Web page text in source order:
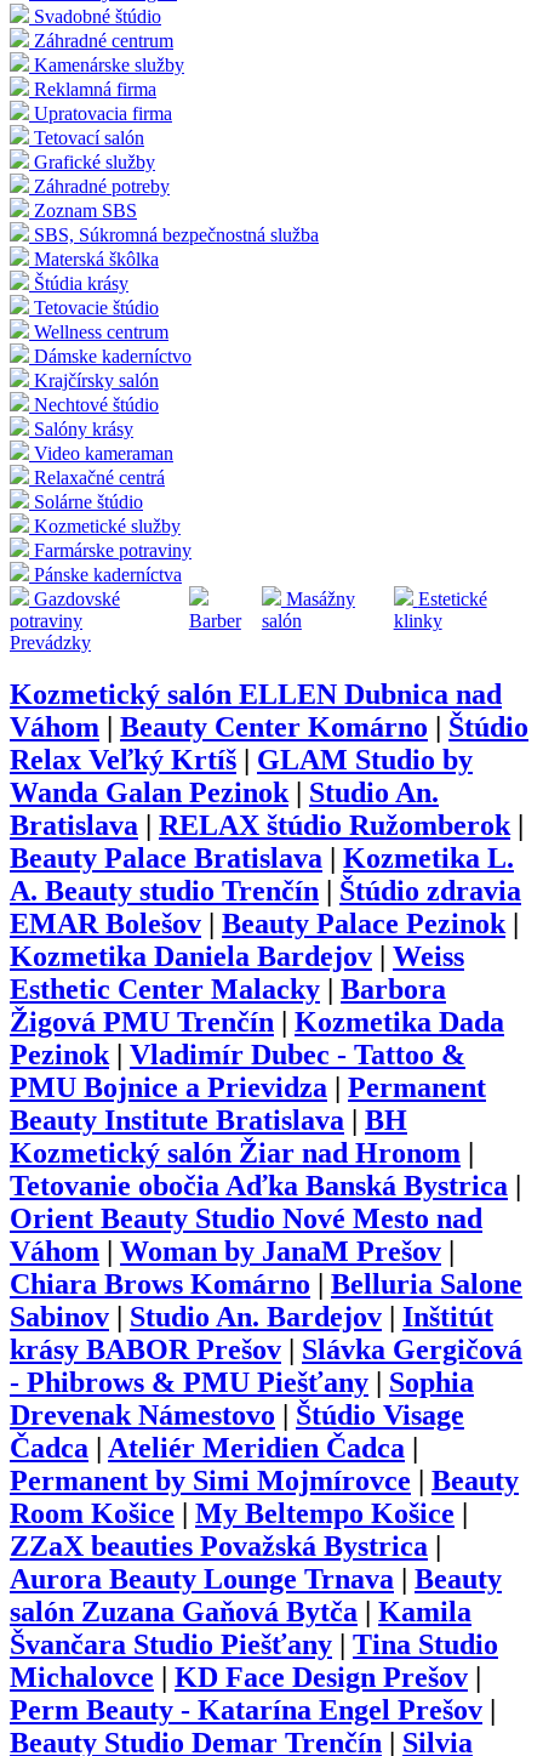
Svadobné štúdio
Záhradné centrum
Kamenárske služby
Reklamná firma
Upratovacia firma
Tetovací salón
Grafické služby
Záhradné potreby
Zoznam SBS
SBS, Súkromná bezpečnostná služba
Materská škôlka
Štúdia krásy
Tetovacie štúdio
Wellness centrum
Dámske kaderníctvo
Krajčírsky salón
Nechtové štúdio
Salóny krásy
Video kameraman
Relaxačné centrá
Solárne štúdio
Kozmetické služby
Farmárske potraviny
Pánske kaderníctva
Gazdovské
potraviny
Barber
Masážny
salón
Estetické
klinky
Prevádzky
Kozmetický salón ELLEN Dubnica nad
Váhom
Beauty Center Komárno
Štúdio
Relax Veľký Krtíš
GLAM Studio by
Wanda Galan Pezinok| Studio An.
Bratislava
RELAX štúdio Ružomberok|
Beauty Palace Bratislava
Kozmetika L.
A. Beauty studio Trenčín
Štúdio zdravia
EMAR Bolešov
Beauty Palace Pezinok|
Kozmetika Daniela Bardejov
Weiss
Esthetic Center Malacky
Barbora
Žigová PMU Trenčín
Kozmetika Dada
Pezinok| Vladimír Dubec - Tattoo &
PMU Bojnice a Prievidza
Permanent
Beauty Institute Bratislava
BH
Kozmetický salón Žiar nad Hronom
Tetovanie obočia Aďka Banská Bystrica
Orient Beauty Studio Nové Mesto nad
Váhom
Woman by JanaM Prešov
Chiara Brows Komárno
Belluria Salone
Sabinov
Studio An. Bardejov
Inštitút
krásy BABOR Prešov
Slávka Gergičová
- Phibrows & PMU Piešťany
Sophia
Drevenak Námestovo
Štúdio Visage
Čadca
Ateliér Meridien Čadca
Permanent by Simi Mojmírovce
Beauty
Room Košice
My Beltempo Košice
ZZaX beauties Považská Bystrica
Aurora Beauty Lounge Trnava
Beauty
salón Zuzana Gaňová Bytča
Kamila
Švančara Studio Piešťany
Tina Studio
Michalovce
KD Face Design Prešov
Perm Beauty - Katarína Engel Prešov
Beauty Studio Demar Trenčín
Silvia